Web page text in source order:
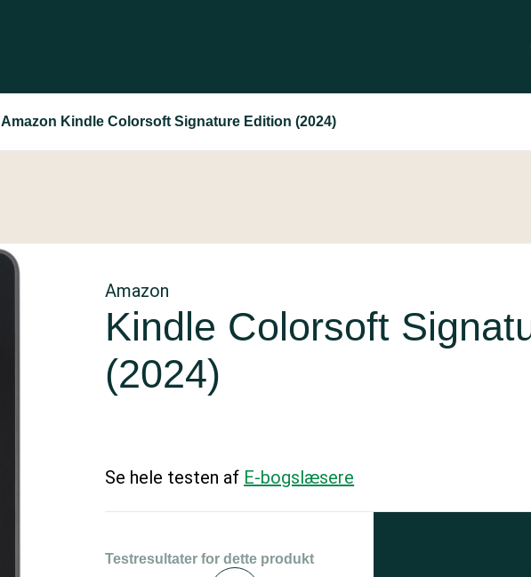
Amazon Kindle Colorsoft Signature Edition (2024)
Amazon
Kindle Colorsoft
(2024)
Se hele testen af E-bogslæsere
Testresultater for dette produkt